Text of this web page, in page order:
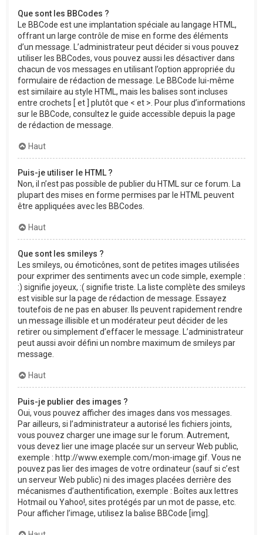
Que sont les BBCodes ?
Le BBCode est une implantation spéciale au langage HTML,
offrant un large contrôle de mise en forme des éléments
d’un message. L’administrateur peut décider si vous pouvez
utiliser les BBCodes, vous pouvez aussi les désactiver dans
chacun de vos messages en utilisant l’option appropriée du
formulaire de rédaction de message. Le BBCode lui-même
est similaire au style HTML, mais les balises sont incluses
entre crochets [ et ] plutôt que < et >. Pour plus d’informations
sur le BBCode, consultez le guide accessible depuis la page
de rédaction de message.
Haut
Puis-je utiliser le HTML ?
Non, il n’est pas possible de publier du HTML sur ce forum. La
plupart des mises en forme permises par le HTML peuvent
être appliquées avec les BBCodes.
Haut
Que sont les smileys ?
Les smileys, ou émoticônes, sont de petites images utilisées
pour exprimer des sentiments avec un code simple, exemple :
:) signifie joyeux, :( signifie triste. La liste complète des smileys
est visible sur la page de rédaction de message. Essayez
toutefois de ne pas en abuser. Ils peuvent rapidement rendre
un message illisible et un modérateur peut décider de les
retirer ou simplement d’effacer le message. L’administrateur
peut aussi avoir défini un nombre maximum de smileys par
message.
Haut
Puis-je publier des images ?
Oui, vous pouvez afficher des images dans vos messages.
Par ailleurs, si l’administrateur a autorisé les fichiers joints,
vous pouvez charger une image sur le forum. Autrement,
vous devez lier une image placée sur un serveur Web public,
exemple : http://www.exemple.com/mon-image.gif. Vous ne
pouvez pas lier des images de votre ordinateur (sauf si c’est
un serveur Web public) ni des images placées derrière des
mécanismes d’authentification, exemple : Boîtes aux lettres
Hotmail ou Yahoo!, sites protégés par un mot de passe, etc.
Pour afficher l’image, utilisez la balise BBCode [img].